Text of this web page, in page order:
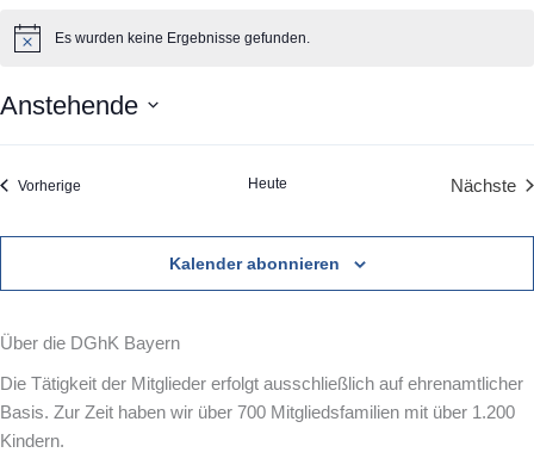
H
w
i
Es wurden keine Ergebnisse gefunden.
Anstehende
h
e
n
.
Vorherige Heute
Nächste
Kalender abonnieren
Über die DGhK Bayern
Die Tätigkeit der Mitglieder erfolgt ausschließlich auf ehrenamtlicher
Basis. Zur Zeit haben wir über 700 Mitgliedsfamilien mit über 1.200
Kindern.